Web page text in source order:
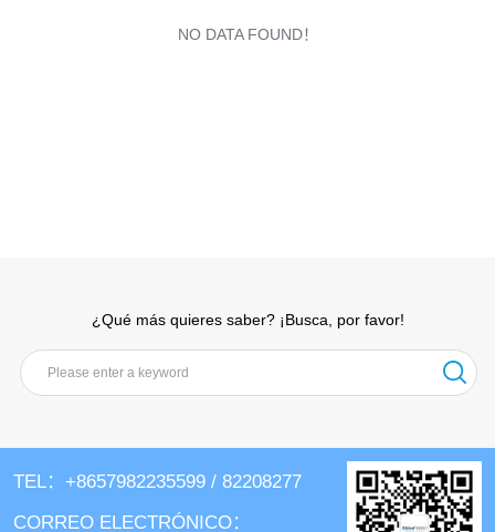
NO DATA FOUND！
¿Qué más quieres saber? ¡Busca, por favor!
TEL：+8657982235599 / 82208277
CORREO ELECTRÓNICO：